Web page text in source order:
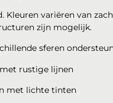
Kleuren variëren van
zijn mogelijk.
sferen
rustige lijnen
met lichte tinten